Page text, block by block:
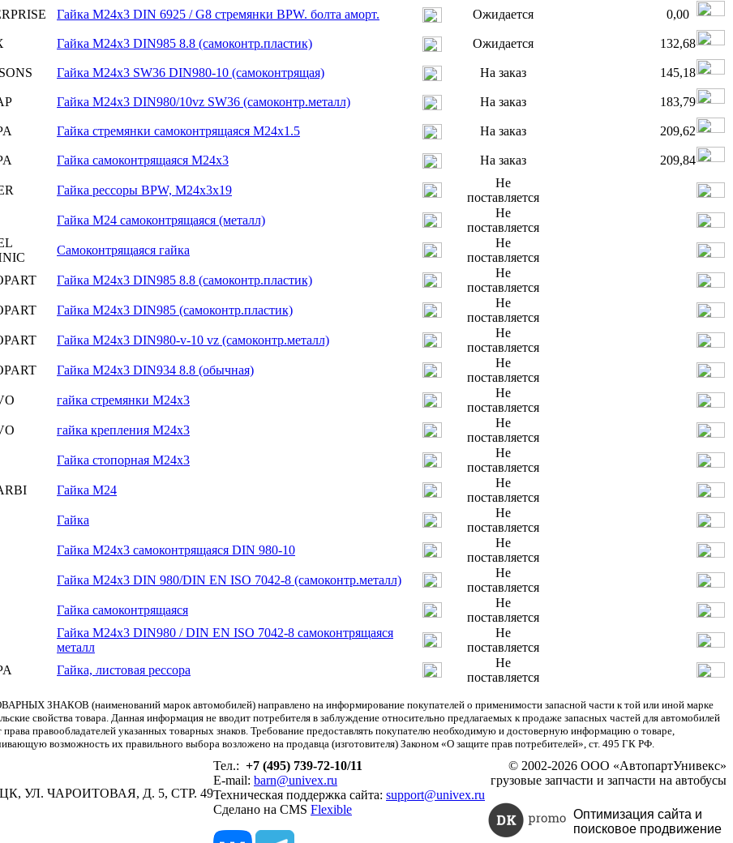
Гайка М24х3 DIN 6925 / G8 стремянки BPW. болта аморт. Ожидается 0,00
Гайка M24х3 DIN985 8.8 (самоконтр.пластик) Ожидается 132,68
Гайка М24х3 SW36 DIN980-10 (самоконтрящая) На заказ 145,18
Гайка М24х3 DIN980/10vz SW36 (самоконтр.металл) На заказ 183,79
Гaйкa стремянки самоконтрящаяся М24х1.5 На заказ 209,62
Гайка самоконтрящаяся М24х3 На заказ 209,84
Гaйкa рессоры BPW, M24x3x19
Не
поставляется
Гайка М24 самоконтрящаяся (металл)
Не
поставляется
Самоконтрящаяся гайка
Не
поставляется
Гайка M24х3 DIN985 8.8 (самоконтр.пластик)
Не
поставляется
Гайка М24x3 DIN985 (самоконтр.пластик)
Не
поставляется
Гайка M24х3 DIN980-v-10 vz (самоконтр.металл)
Не
поставляется
Гайка M24x3 DIN934 8.8 (обычная)
Не
поставляется
гайка стремянки М24х3
Не
поставляется
гайка крепления М24х3
Не
поставляется
Гайка стопорная M24x3
Не
поставляется
Гайка M24
Не
поставляется
Гайка
Не
поставляется
Гайка М24х3 самоконтрящаяся DIN 980-10
Не
поставляется
Гайка М24х3 DIN 980/DIN EN ISO 7042-8 (самоконтр.металл)
Не
поставляется
Гайка самоконтрящаяся
Не
поставляется
Гайка M24x3 DIN980 / DIN EN ISO 7042-8 самоконтрящаяся
металл
Не
поставляется
Гайка, листовая рессора
Не
поставляется
ЗНАКОВ (наименований марок автомобилей) направлено на информирование покупателей о применимости запасной части к той или иной марке
свойства товара. Данная информация не вводит потребителя в заблуждение относительно предлагаемых к продаже запасных частей для автомобилей
права правообладателей указанных товарных знаков. Требование предоставлять покупателю необходимую и достоверную информацию о товаре,
возможность их правильного выбора возложено на продавца (изготовителя) Законом «О защите прав потребителей», ст. 495 ГК РФ.
УЛ. ЧАРОИТОВАЯ, Д. 5, СТР. 49
Тел.: +7 (495) 739-72-10/11
E-mail: barn@univex.ru
Техническая поддержка сайта: support@univex.ru
Сделано на CMS Flexible
© 2002-2026 ООО «АвтопартУнивекс»
грузовые запчасти и запчасти на автобусы
Оптимизация сайта и
поисковое продвижение